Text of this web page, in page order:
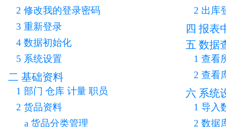
2 修改我的登录密码
3 重新登录
4 数据初始化
5 系统设置
二 基础资料
1 部门 仓库 计量 职员
2 货品资料
a 货品分类管理
四 报表
五 数据
1 查看
2 查看
六 系统
1 导入
2 数据
2 出库